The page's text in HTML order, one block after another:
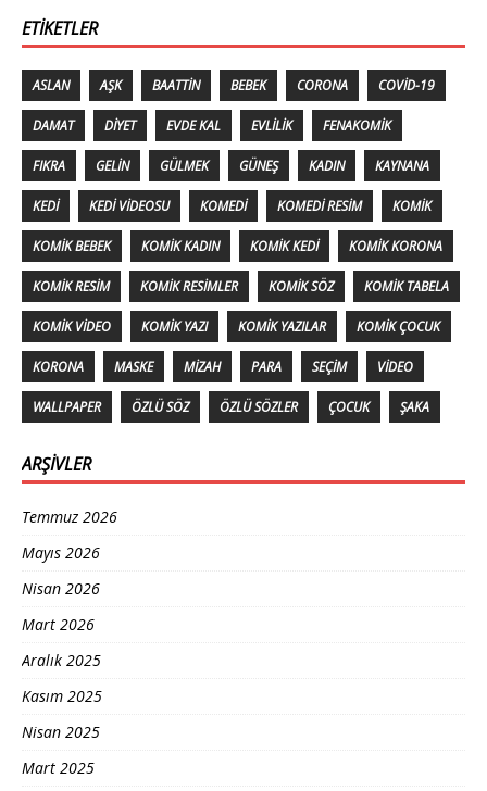
ETIKETLER
ASLAN AŞK BAATTIN BEBEK CORONA COVID-19
DAMAT DIYET EVDE KAL EVLILIK FENAKOMIK
FIKRA GELIN GÜLMEK GÜNEŞ KADIN KAYNANA
KEDI KEDI VIDEOSU KOMEDI KOMEDI RESIM KOMIK
KOMIK BEBEK KOMIK KADIN KOMIK KEDI KOMIK KORONA
KOMIK RESIM KOMIK RESIMLER KOMIK SÖZ KOMIK TABELA
KOMIK VIDEO KOMIK YAZI KOMIK YAZILAR KOMIK ÇOCUK
KORONA MASKE MIZAH PARA SEÇIM VIDEO
WALLPAPER ÖZLÜ SÖZ ÖZLÜ SÖZLER ÇOCUK ŞAKA
ARŞIVLER
Temmuz 2026
Mayıs 2026
Nisan 2026
Mart 2026
Aralık 2025
Kasım 2025
Nisan 2025
Mart 2025